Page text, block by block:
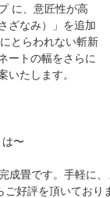
に、意匠性が高
ざなみ）」を追加
とらわれない斬新
ートの幅をさらに
たします。
〜
成畳です。手軽に
好評を頂いており